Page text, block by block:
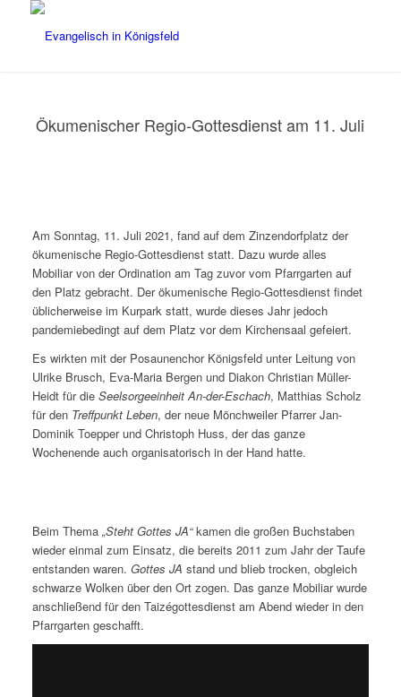
Ökumenischer Regio-Gottesdienst am 11. Juli
Am Sonntag, 11. Juli 2021, fand auf dem Zinzendorfplatz der
ökumenische Regio-Gottesdienst statt. Dazu wurde alles
Mobiliar von der Ordination am Tag zuvor vom Pfarrgarten auf
den Platz gebracht. Der ökumenische Regio-Gottesdienst findet
üblicherweise im Kurpark statt, wurde dieses Jahr jedoch
pandemiebedingt auf dem Platz vor dem Kirchensaal gefeiert.
Es wirkten mit der Posaunenchor Königsfeld unter Leitung von
Ulrike Brusch, Eva-Maria Bergen und Diakon Christian Müller-
Heidt für die Seelsorgeeinheit An-der-Eschach, Matthias Scholz
für den Treffpunkt Leben, der neue Mönchweiler Pfarrer Jan-
Dominik Toepper und Christoph Huss, der das ganze
Wochenende auch organisatorisch in der Hand hatte.
Beim Thema „Steht Gottes JA“kamen die großen Buchstaben
wieder einmal zum Einsatz, die bereits 2011 zum Jahr der Taufe
entstanden waren. Gottes JA stand und blieb trocken, obgleich
schwarze Wolken über den Ort zogen. Das ganze Mobiliar wurde
anschließend für den Taizégottesdienst am Abend wieder in den
Pfarrgarten geschafft.